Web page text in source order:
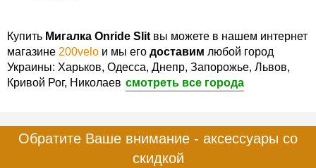
Купить Мигалка Onride Slit вы можете в нашем интернет
магазине 200velo и мы его доставим любой город
Украины: Харьков, Одесса, Днепр, Запорожье, Львов,
Кривой Рог, Николаев смотреть все города
Обратите Ваше внимание - аксессуары со
скидкой